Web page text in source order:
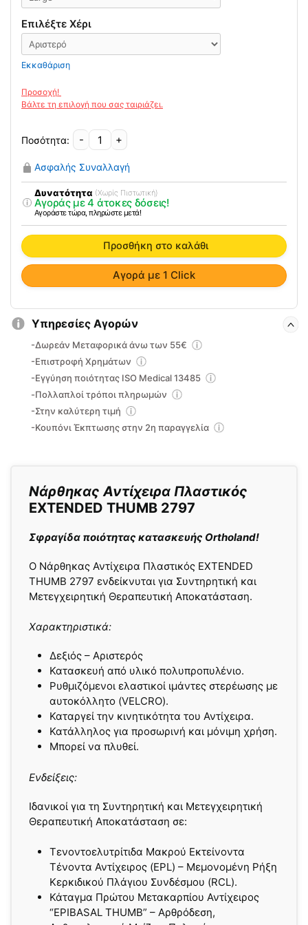
Νάρθηκας Αντίχειρα Πλαστικός
EXTENDED THUMB 2797
Σφραγίδα ποιότητας κατασκευής Ortholand!
Ο Νάρθηκας Αντίχειρα Πλαστικός EXTENDED
THUMB 2797 ενδείκνυται για Συντηρητική και
Μετεγχειρητική Θεραπευτική Αποκατάσταση.
Χαρακτηριστικά:
Δεξιός – Αριστερός
Κατασκευή από υλικό πολυπροπυλένιο.
Ρυθμιζόμενοι ελαστικοί ιμάντες στερέωσης με
αυτοκόλλητο (VELCRO).
Καταργεί την κινητικότητα του Αντίχειρα.
Κατάλληλος για προσωρινή και μόνιμη χρήση.
Μπορεί να πλυθεί.
Ενδείξεις:
Ιδανικοί για τη Συντηρητική και Μετεγχειρητική
Θεραπευτική Αποκατάσταση σε:
Τενοντοελυτρίτιδα Μακρού Εκτείνοντα
Τένοντα Αντίχειρος (EPL) – Μεμονομένη Ρήξη
Κερκιδικού Πλάγιου Συνδέσμου (RCL).
Κάταγμα Πρώτου Μετακαρπίου Αντίχειρος
“EPIBASAL THUMB” – Aρθρόδεση,
Επιλέξτε Χέρι
Εκκαθάριση
Αγορά με 1 Click
-
Νάρθηκας
Αντίχειρα
Πλαστικός
EXTENDED
THUMB
2797
ποσότητα
+
Ασφαλής Συναλλαγή
Δυνατότητα (Χωρίς Πιστωτική)
Αγοράς με 4 άτοκες δόσεις!
Αγοράστε τώρα, πληρώστε μετά!
Προσθήκη στο καλάθι
Υπηρεσίες Αγορών
-Δωρεάν Μεταφορικά άνω των 55€
-Επιστροφή Χρημάτων
-Εγγύηση ποιότητας ISO Medical 13485
-Πολλαπλοί τρόποι πληρωμών
-Στην καλύτερη τιμή
-Κουπόνι Έκπτωσης στην 2η παραγγελία